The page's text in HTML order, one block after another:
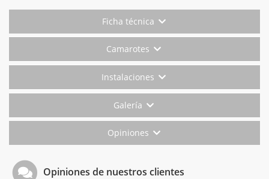
Ficha técnica
Camarotes
Instalaciones
Galería
Opiniones
Opiniones de nuestros clientes